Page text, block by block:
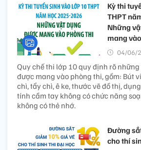
Kỳ thi
THPT
Những
mang
04/06/
Quy chế thi lớp 10 quy định rõ
được mang vào phòng thi, gồm: Bút
chì, tẩy chì, ê ke, thước vẽ đồ thị,
tính cầm tay không có chức năng
không có thẻ nhớ.
Đường
cho thí